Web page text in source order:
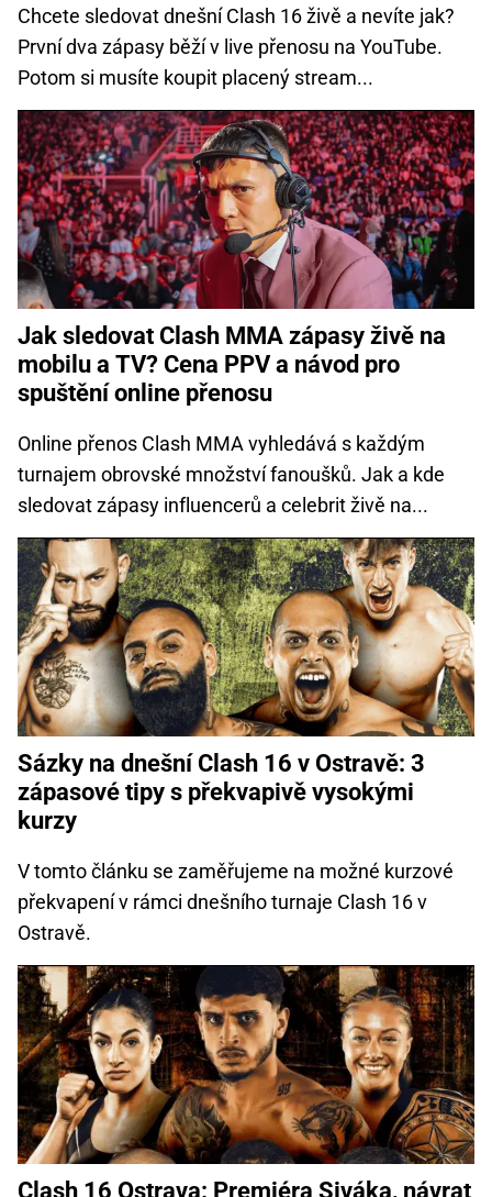
Chcete sledovat dnešní Clash 16 živě a nevíte jak?
První dva zápasy běží v live přenosu na YouTube.
Potom si musíte koupit placený stream...
Jak sledovat Clash MMA zápasy živě na
mobilu a TV? Cena PPV a návod pro
spuštění online přenosu
Online přenos Clash MMA vyhledává s každým
turnajem obrovské množství fanoušků. Jak a kde
sledovat zápasy influencerů a celebrit živě na...
Sázky na dnešní Clash 16 v Ostravě: 3
zápasové tipy s překvapivě vysokými
kurzy
V tomto článku se zaměřujeme na možné kurzové
překvapení v rámci dnešního turnaje Clash 16 v
Ostravě.
Clash 16 Ostrava: Premiéra Siváka, návrat